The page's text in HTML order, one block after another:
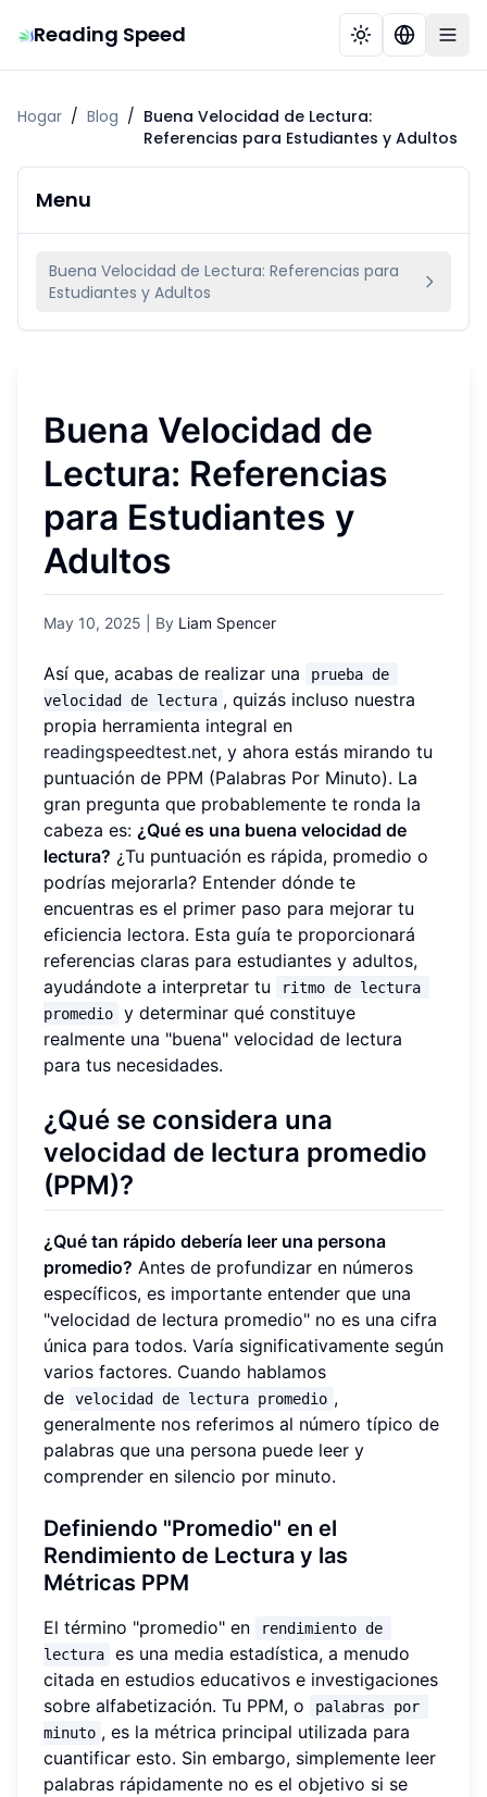
Reading Speed
Hogar / Blog / Buena Velocidad de Lectura:
Referencias para Estudiantes y Adultos
Menu
Buena Velocidad de Lectura: Referencias para
Estudiantes y Adultos
Buena Velocidad de
Lectura: Referencias
para Estudiantes y
Adultos
May 10, 2025 | By Liam Spencer
Así que, acabas de realizar una
prueba de
velocidad de lectura , quizás incluso nuestra
propia herramienta integral en
readingspeedtest.net, y ahora estás mirando tu
puntuación de PPM (Palabras Por Minuto). La
gran pregunta que probablemente te ronda la
cabeza es: ¿Qué es una buena velocidad de
lectura? ¿Tu puntuación es rápida, promedio o
podrías mejorarla? Entender dónde te
encuentras es el primer paso para mejorar tu
eficiencia lectora. Esta guía te proporcionará
referencias claras para estudiantes y adultos,
ayudándote a interpretar tu
ritmo de lectura
promedio
y determinar qué constituye
realmente una "buena" velocidad de lectura
para tus necesidades.
¿Qué se considera una
velocidad de lectura promedio
(PPM)?
¿Qué tan rápido debería leer una persona
promedio? Antes de profundizar en números
específicos, es importante entender que una
"velocidad de lectura promedio" no es una cifra
única para todos. Varía significativamente según
varios factores. Cuando hablamos
de
velocidad de lectura promedio ,
generalmente nos referimos al número típico de
palabras que una persona puede leer y
comprender en silencio por minuto.
Definiendo "Promedio" en el
Rendimiento de Lectura y las
Métricas PPM
El término "promedio" en
rendimiento de
lectura
es una media estadística, a menudo
citada en estudios educativos e investigaciones
sobre alfabetización. Tu PPM, o
palabras por
minuto , es la métrica principal utilizada para
cuantificar esto. Sin embargo, simplemente leer
palabras rápidamente no es el objetivo si se